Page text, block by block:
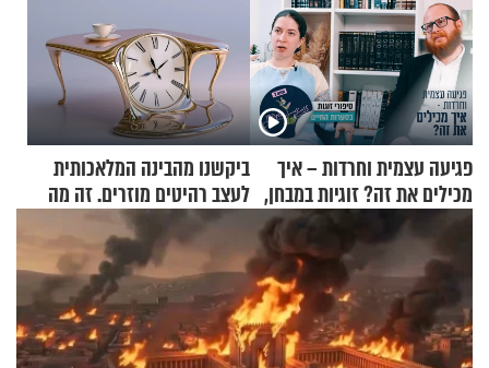
פגיעה עצמית וחרדות – איך
מכילים את זה? זוגיות במבחן,
הפעם עם יהודית ואלתר כהן
ביקשנו מהבינה המלאכותית
לעצב רהיטים מוזרים. זה מה
שיצא